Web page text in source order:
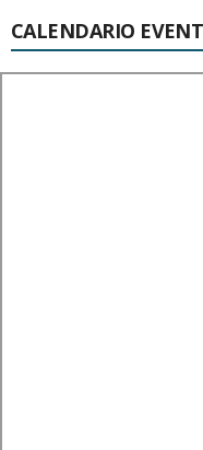
CALENDARIO